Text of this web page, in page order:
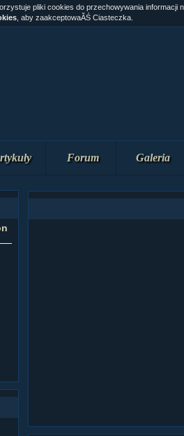
Forum Galeria
pliki cookies do przechowywania informacji
, aby zaakceptowaĂŚ Ciasteczka.